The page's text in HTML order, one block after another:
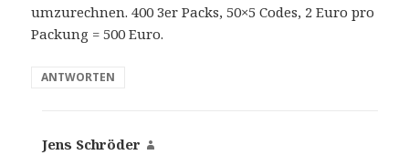
umzurechnen. 400 3er Packs, 50×5 Codes, 2 Euro pro
Packung = 500 Euro.
ANTWORTEN
Jens Schröder